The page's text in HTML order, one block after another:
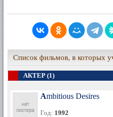
Список фильмов, в которых
АКТЕР (1)
Ambitious Desires
Год: 1992